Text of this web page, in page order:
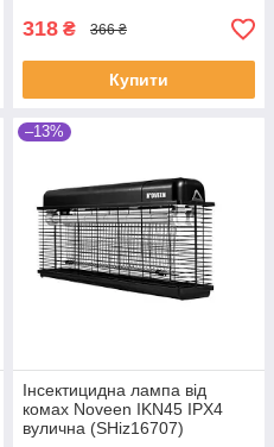
318 ₴ 366 ₴
Купити
–13%
Інсектицидна лампа від
комах Noveen IKN45 IPX4
вулична (SHiz16707)